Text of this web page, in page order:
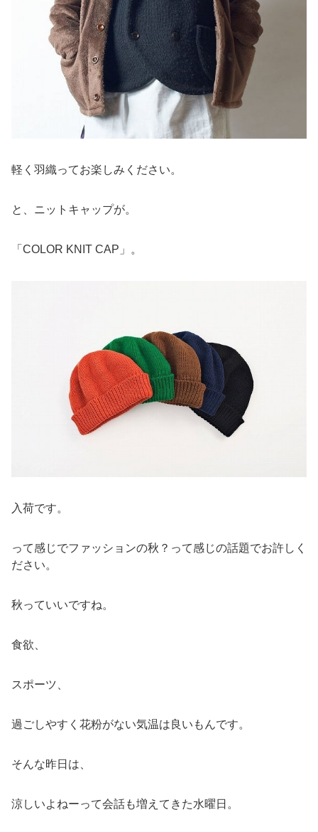
軽く羽織ってお楽しみください。
と、ニットキャップが。
「COLOR KNIT CAP」。
入荷です。
って感じでファッションの秋？って感じの話題でお許しく
ださい。
秋っていいですね。
食欲、
スポーツ、
過ごしやすく花粉がない気温は良いもんです。
そんな昨日は、
涼しいよねーって会話も増えてきた水曜日。